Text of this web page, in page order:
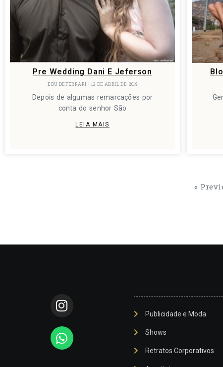
Pre Wedding Dani E Jeferson
EDU DEFERRARI 12 DE ABRIL DE 2019
Depois de algumas remarcações por
conta do senhor São
LEIA MAIS
«
Publicidade e Moda
Shows
Retratos Corporativos